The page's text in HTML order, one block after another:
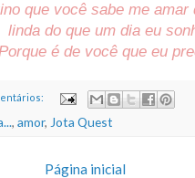
que você sabe me
linda do que um dia eu
é de você que eu
, amor, Jota Quest
Página inicial